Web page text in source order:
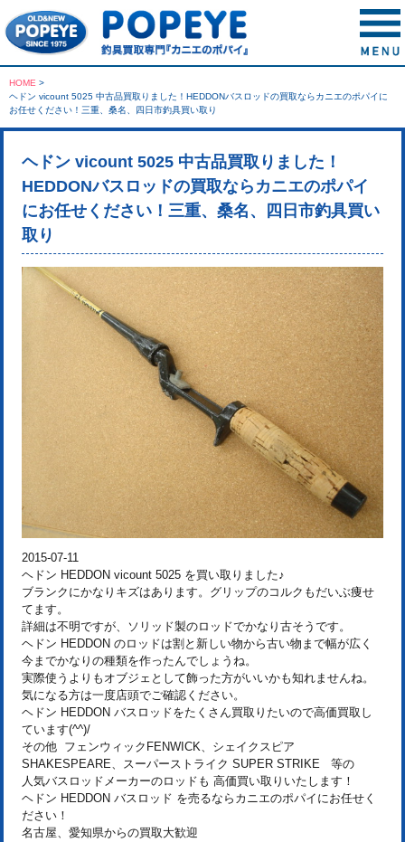
HOME >
ヘドン vicount 5025 中古品買取りました！HEDDONバスロッドの買取ならカニエのポパイに
お任せください！三重、桑名、四日市釣具買い取り
ヘドン vicount 5025 中古品買取りました！
HEDDONバスロッドの買取ならカニエのポパイ
にお任せください！三重、桑名、四日市釣具買い
取り
2015-07-11
ヘドン HEDDON vicount 5025 を買い取りました♪
ブランクにかなりキズはあります。グリップのコルクもだいぶ痩せ
てます。
詳細は不明ですが、ソリッド製のロッドでかなり古そうです。
ヘドン HEDDON のロッドは割と新しい物から古い物まで幅が広く
今までかなりの種類を作ったんでしょうね。
実際使うよりもオブジェとして飾った方がいいかも知れませんね。
気になる方は一度店頭でご確認ください。
ヘドン HEDDON バスロッドをたくさん買取りたいので高価買取し
ています(^^)/
その他 フェンウィックFENWICK、シェイクスピア
SHAKESPEARE、スーパーストライク SUPER STRIKE 等の
人気バスロッドメーカーのロッドも 高価買い取りいたします！
ヘドン HEDDON バスロッド を売るならカニエのポパイにお任せく
ださい！
名古屋、愛知県からの買取大歓迎